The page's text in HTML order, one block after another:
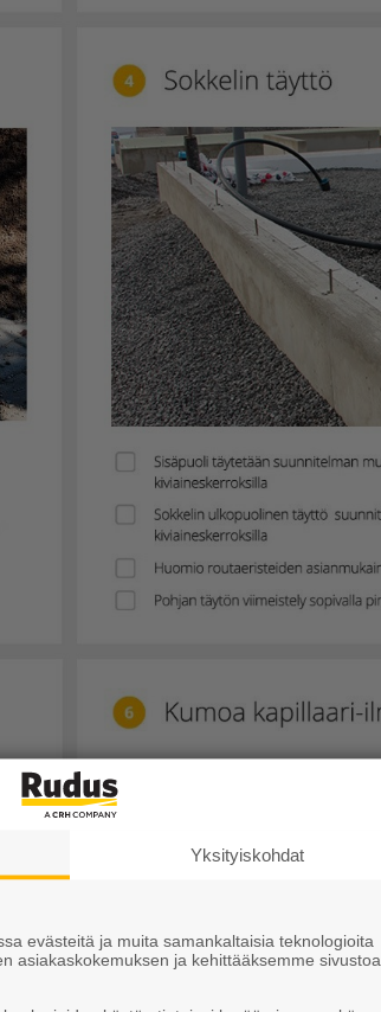
Yksityiskohdat
evästeitä ja muita samankaltaisia teknologioita
asiakaskokemuksen ja kehittääksemme sivustoa